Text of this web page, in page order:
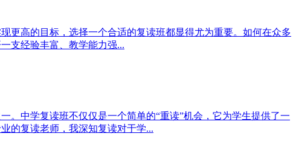
更高的目标，选择一个合适的复读班都显得尤为重要。如何在众多
支经验丰富、教学能力强...
。中学复读班不仅仅是一个简单的“重读”机会，它为学生提供了一
的复读老师，我深知复读对于学...